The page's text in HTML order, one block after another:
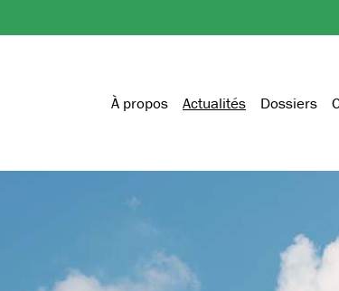
À propos Actualités Dossiers